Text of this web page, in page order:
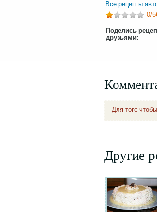
Все рецепты
0/
Поделись
друзьями:
Для того
Другие